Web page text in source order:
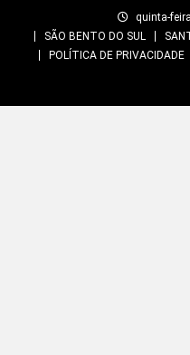
quinta-
SÃO BENTO DO SUL
POLÍTICA DE PRIVACIDADE